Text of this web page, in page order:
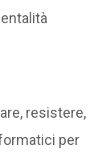
resistere,
per